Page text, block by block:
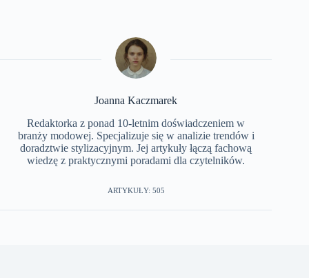
Joanna Kaczmarek
Redaktorka z ponad 10-letnim doświadczeniem w
branży modowej. Specjalizuje się w analizie trendów i
doradztwie stylizacyjnym. Jej artykuły łączą fachową
wiedzę z praktycznymi poradami dla czytelników.
ARTYKUŁY: 505